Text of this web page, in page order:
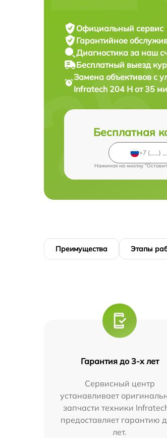
Официальный сервис
Гарантийное
Диагностика за наш
Бесплатный выезд
Замена объективов с
Infratech 204 Н от 35
Бесплатная
Нажимая на кнопку
Преимущества Этапы
Гарантия до 3-х лет
Сервисный центр
устанавливает
запчасти техники
предоставляет гарантию
лет.